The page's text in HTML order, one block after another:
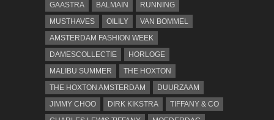
GAASTRA
BALMAIN
RUNNING
MUSTHAVES
OILILY
VAN BOMMEL
AMSTERDAM FASHION WEEK
DAMESCOLLECTIE
HORLOGE
MALIBU SUMMER
THE HOXTON
THE HOXTON AMSTERDAM
DUURZAAM
JIMMY CHOO
DIRK KIKSTRA
TIFFANY & CO